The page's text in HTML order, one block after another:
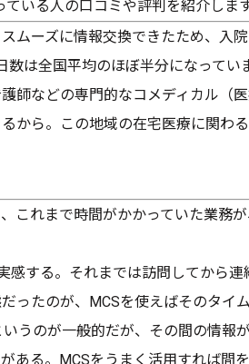
ている人の口コミや評判を紹介しま
ムーズに情報交換できたため、入
数は全国平均のほぼ半分になって
師などの専門的なコメディカル（
から。この地域の在宅医療に関わ
これまで時間がかかっていた業務
感する。それまでは訪問してから
ったのが、MCSを使えばそのタイ
うのが一般的だが、その間の情報
ある。MCSをうまく活用すれば間